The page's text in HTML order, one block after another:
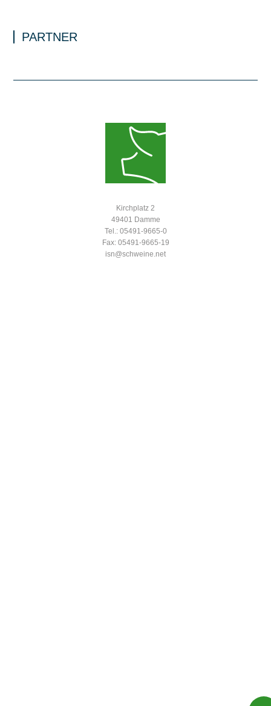
PARTNER
Kirchplatz 2
49401 Damme
Tel.: 05491-9665-0
Fax: 05491-9665-19
isn@schweine.net